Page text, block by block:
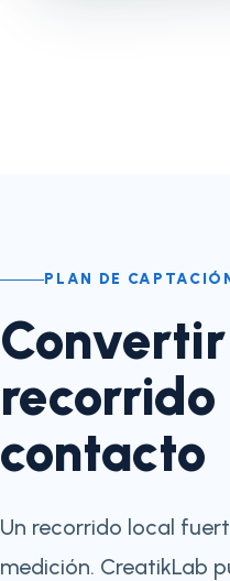
PLAN DE
contacto
Un recorrido local
medición. CreatikLab